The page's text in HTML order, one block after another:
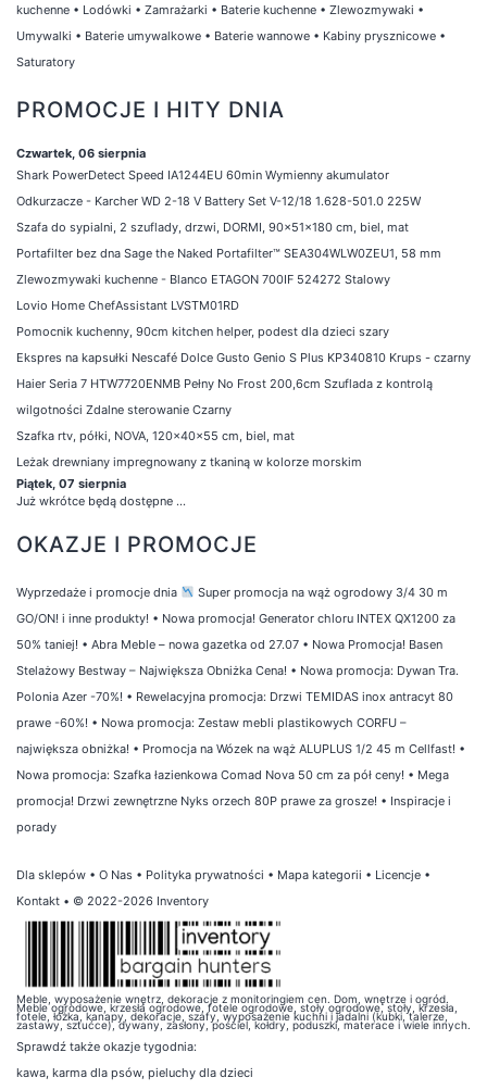
kuchenne • Lodówki • Zamrażarki • Baterie kuchenne • Zlewozmywaki •
Umywalki • Baterie umywalkowe • Baterie wannowe • Kabiny prysznicowe •
Saturatory
PROMOCJE I HITY DNIA
Czwartek, 06 sierpnia
Shark PowerDetect Speed IA1244EU 60min Wymienny akumulator
Odkurzacze - Karcher WD 2-18 V Battery Set V-12/18 1.628-501.0 225W
Szafa do sypialni, 2 szuflady, drzwi, DORMI, 90x51x180 cm, biel, mat
Portafilter bez dna Sage the Naked Portafilter™ SEA304WLW0ZEU1, 58 mm
Zlewozmywaki kuchenne - Blanco ETAGON 700IF 524272 Stalowy
Lovio Home ChefAssistant LVSTM01RD
Pomocnik kuchenny, 90cm kitchen helper, podest dla dzieci szary
Ekspres na kapsułki Nescafé Dolce Gusto Genio S Plus KP340810 Krups - czarny
Haier Seria 7 HTW7720ENMB Pełny No Frost 200,6cm Szuflada z kontrolą
wilgotności Zdalne sterowanie Czarny
Szafka rtv, półki, NOVA, 120x40x55 cm, biel, mat
Leżak drewniany impregnowany z tkaniną w kolorze morskim
Piątek, 07 sierpnia
Już wkrótce będą dostępne ...
OKAZJE I PROMOCJE
Wyprzedaże i promocje dnia
Super promocja na wąż ogrodowy 3/4 30 m
GO/ON! i inne produkty! • Nowa promocja! Generator chloru INTEX QX1200 za
50% taniej! • Abra Meble – nowa gazetka od 27.07 • Nowa Promocja! Basen
Stelażowy Bestway – Największa Obniżka Cena! • Nowa promocja: Dywan Tra.
Polonia Azer -70%! • Rewelacyjna promocja: Drzwi TEMIDAS inox antracyt 80
prawe -60%! • Nowa promocja: Zestaw mebli plastikowych CORFU –
największa obniżka! • Promocja na Wózek na wąż ALUPLUS 1/2 45 m Cellfast! •
Nowa promocja: Szafka łazienkowa Comad Nova 50 cm za pół ceny! • Mega
promocja! Drzwi zewnętrzne Nyks orzech 80P prawe za grosze! • Inspiracje i
porady
Dla sklepów • O Nas • Polityka prywatności • Mapa kategorii • Licencje •
Kontakt • © 2022-2026 Inventory
Meble, wyposażenie wnętrz, dekoracje z monitoringiem cen. Dom, wnętrze i ogród.
Meble ogrodowe, krzesła ogrodowe, fotele ogrodowe, stoły ogrodowe, stoły, krzesła,
fotele, łóżka, kanapy, dekoracje, szafy, wyposażenie kuchni i jadalni (kubki, talerze,
zastawy, sztućce), dywany, zasłony, pościel, kołdry, poduszki, materace i wiele innych.
Sprawdź także okazje tygodnia:
kawa, karma dla psów, pieluchy dla dzieci